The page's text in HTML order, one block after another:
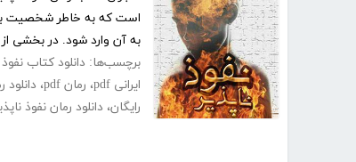
است که به خاطر شخصیت
به آن وارد شود. در بخشی
برچسب‌ها: دانلود کتاب نفوذ
ایرانی pdf
، رمان pdf ، دانلود
رایگان، دانلود رمان نفوذ